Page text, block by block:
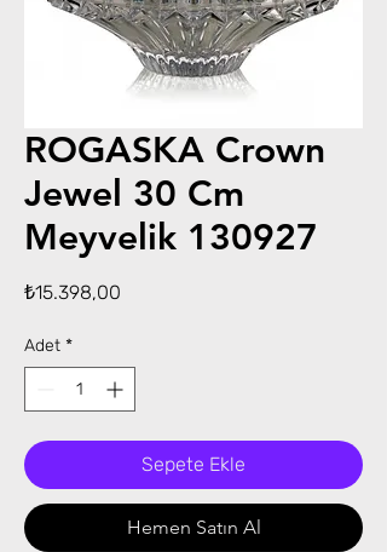
ROGASKA Crown
Jewel 30 Cm
Meyvelik 130927
₺15.398,00
Adet *
Sepete Ekle
Hemen Satın Al